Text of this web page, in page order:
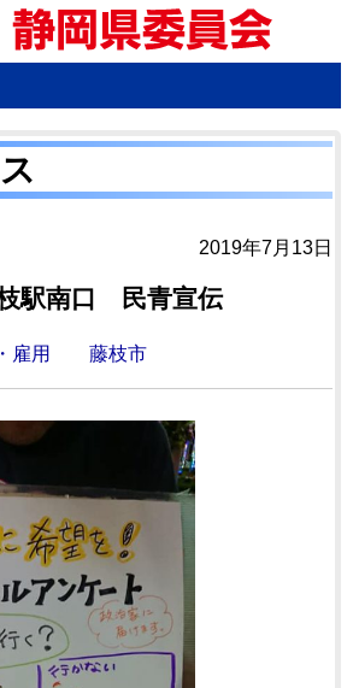
2019年7月13日
駅南口 民青宣伝
雇用 藤枝市